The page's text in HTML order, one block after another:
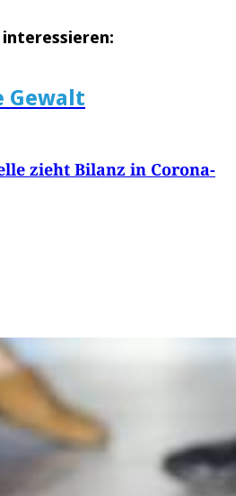
interessieren:
Gewalt
zieht Bilanz in Corona-